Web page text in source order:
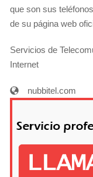
que son sus
de su página web
Servicios de
Internet
nubbitel.com